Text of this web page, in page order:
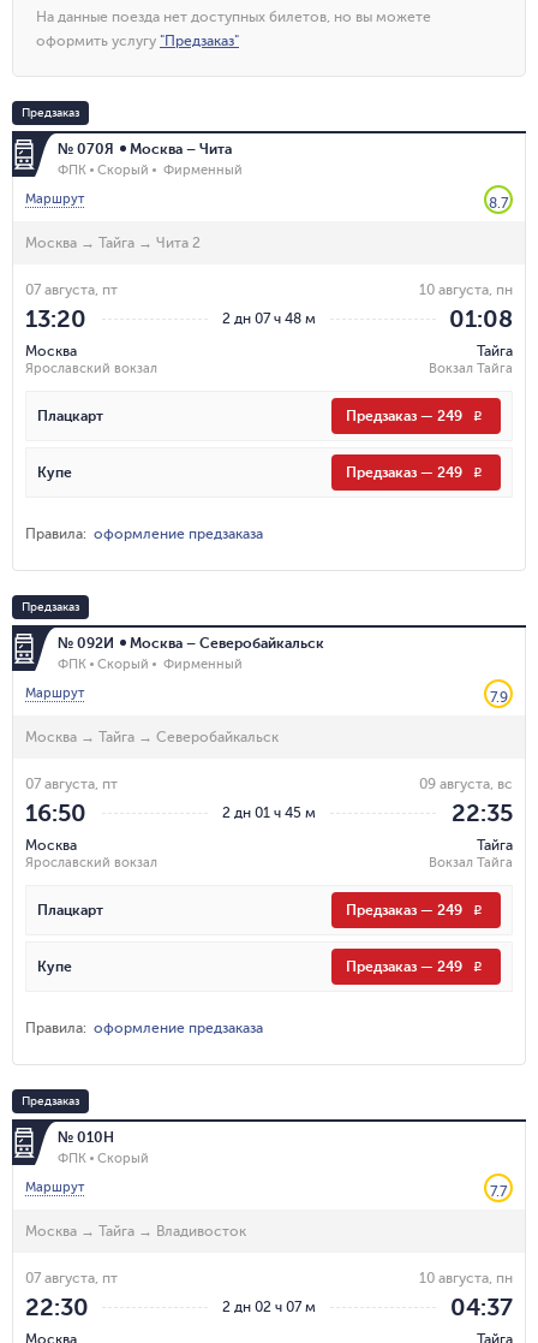
На данные поезда нет доступных билетов, но вы можете
оформить услугу "Предзаказ"
Предзаказ
№ 070Я Москва – Чита
ФПК Скорый
Фирменный
Маршрут
8.7
Москва → Тайга → Чита 2
2 дн 07 ч 48 м
07 августа, пт
13:20
Москва
Ярославский вокзал
10 августа, пн
01:08
Тайга
Вокзал Тайга
Плацкарт Предзаказ — 249 R
Купе Предзаказ — 249 R
Правила: оформление предзаказа
Предзаказ
№ 092И Москва – Северобайкальск
ФПК Скорый
Фирменный
Маршрут
7.9
Москва → Тайга → Северобайкальск
2 дн 01 ч 45 м
07 августа, пт
16:50
Москва
Ярославский вокзал
09 августа, вс
22:35
Тайга
Вокзал Тайга
Плацкарт Предзаказ — 249 R
Купе Предзаказ — 249 R
Правила: оформление предзаказа
Предзаказ
№ 010Н
ФПК
Скорый
Маршрут
7.7
Москва → Тайга → Владивосток
2 дн 02 ч 07 м
07 августа, пт
22:30
Москва
10 августа, пн
04:37
Тайга